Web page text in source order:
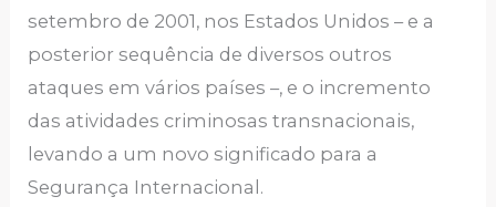
setembro de 2001, nos Estados Unidos – e a
posterior sequência de diversos outros
ataques em vários países –, e o incremento
das atividades criminosas transnacionais,
levando a um novo significado para a
Segurança Internacional.